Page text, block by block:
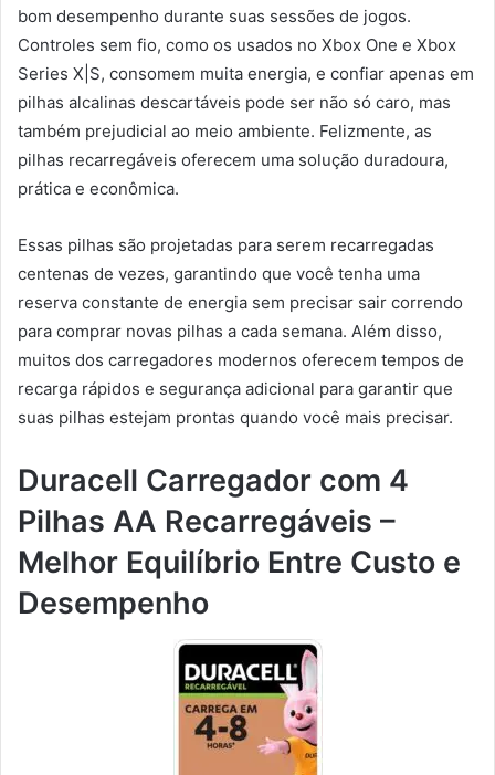
bom desempenho durante suas sessões de jogos.
Controles sem fio, como os usados no Xbox One e Xbox
Series X|S, consomem muita energia, e confiar apenas em
pilhas alcalinas descartáveis pode ser não só caro, mas
também prejudicial ao meio ambiente. Felizmente, as
pilhas recarregáveis oferecem uma solução duradoura,
prática e econômica.
Essas pilhas são projetadas para serem recarregadas
centenas de vezes, garantindo que você tenha uma
reserva constante de energia sem precisar sair correndo
para comprar novas pilhas a cada semana. Além disso,
muitos dos carregadores modernos oferecem tempos de
recarga rápidos e segurança adicional para garantir que
suas pilhas estejam prontas quando você mais precisar.
Duracell Carregador com 4
Pilhas AA Recarregáveis –
Melhor Equilíbrio Entre Custo e
Desempenho